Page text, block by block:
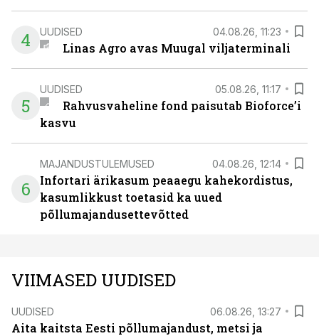
4 UUDISED 04.08.26, 11:23
Linas Agro avas Muugal viljaterminali
5
UUDISED 05.08.26, 11:17
Rahvusvaheline fond paisutab Bioforce’i
kasvu
6
MAJANDUSTULEMUSED 04.08.26, 12:14
Infortari ärikasum peaaegu kahekordistus,
kasumlikkust toetasid ka uued
põllumajandusettevõtted
VIIMASED UUDISED
UUDISED 06.08.26, 13:27
Aita kaitsta Eesti põllumajandust, metsi ja